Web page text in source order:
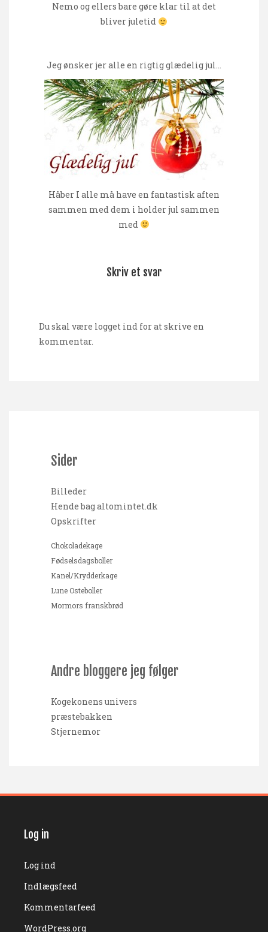
Nemo og ellers bare gøre klar til at det
bliver juletid
Jeg ønsker jer alle en rigtig glædelig jul…
Håber I alle må have en fantastisk aften
sammen med dem i holder jul sammen
med
Skriv et svar
Du skal være logget ind for at skrive en
kommentar.
Sider
Billeder
Hende bag altomintet.dk
Opskrifter
Chokoladekage
Fødselsdagsboller
Kanel/Krydderkage
Lune Osteboller
Mormors franskbrød
Andre bloggere jeg følger
Kogekonens univers
præstebakken
Stjernemor
Log in
Log ind
Indlægsfeed
Kommentarfeed
WordPress.org